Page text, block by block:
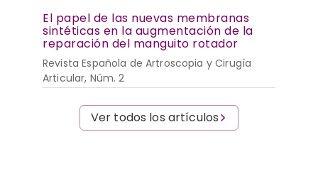
El papel de las nuevas membranas
sintéticas en la augmentación de la
reparación del manguito rotador
Revista Española de Artroscopia y Cirugía
Articular, Núm. 2
Ver todos los artículos